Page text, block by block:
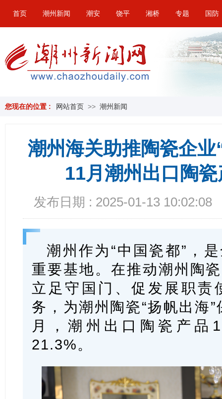
首页 潮州新闻 潮安 饶平 湘桥 专题 国防
您现在的位置 : 网站首页 >> 潮州新闻
潮州海关助推陶瓷企
11月潮州出口陶
发布日期 : 2025-01-13 10:02:08
潮州作为“中国瓷都”，
重要基地。在推动潮州陶
立足守国门、促发展职责
务，为潮州陶瓷“扬帆出海
月，潮州出口陶瓷产品
21.3%。